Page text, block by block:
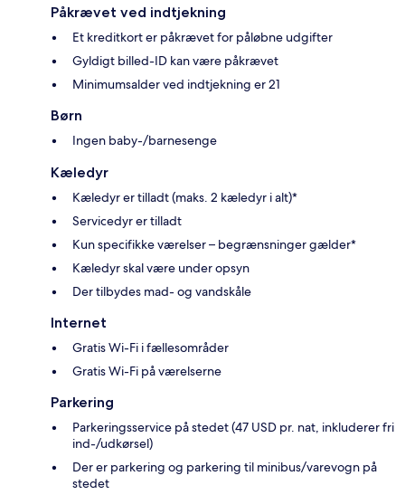
Påkrævet ved indtjekning
Et kreditkort er påkrævet for påløbne udgifter
Gyldigt billed-ID kan være påkrævet
Minimumsalder ved indtjekning er 21
Børn
Ingen baby-/barnesenge
Kæledyr
Kæledyr er tilladt (maks. 2 kæledyr i alt)*
Servicedyr er tilladt
Kun specifikke værelser – begrænsninger gælder*
Kæledyr skal være under opsyn
Der tilbydes mad- og vandskåle
Internet
Gratis Wi-Fi i fællesområder
Gratis Wi-Fi på værelserne
Parkering
Parkeringsservice på stedet (47 USD pr. nat, inkluderer fri
ind-/udkørsel)
Der er parkering og parkering til minibus/varevogn på
stedet